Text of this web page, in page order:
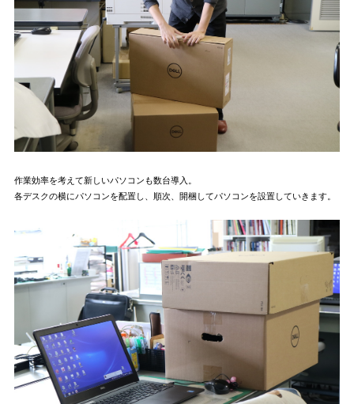
作業効率を考えて新しいパソコンも数台導入。
各デスクの横にパソコンを配置し、順次、開梱してパソコンを設置していきます。